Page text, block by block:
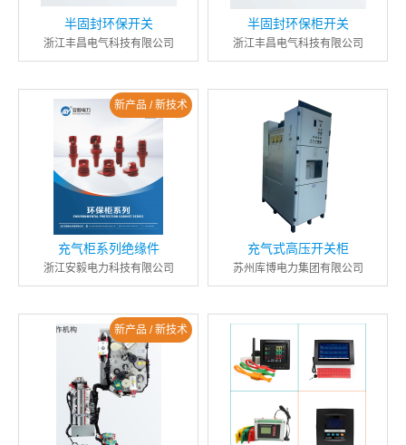
半固封环保开关
浙江丰昌电气科技有限公司
半固封环保柜开关
浙江丰昌电气科技有限公司
新产品 / 新技术
充气柜系列绝缘件
浙江安毅电力科技有限公司
充气式高压开关柜
苏州库博电力集团有限公司
新产品 / 新技术